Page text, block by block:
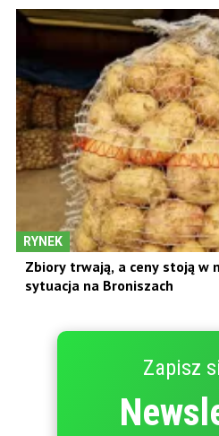
RYNEK
Zbiory trwają, a ceny stoją w
sytuacja na Broniszach
Zapisz